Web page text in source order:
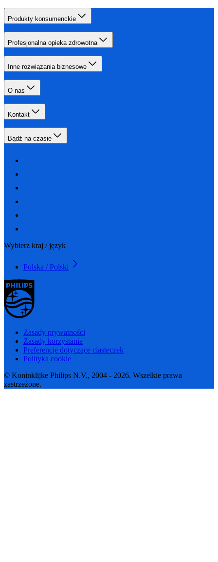
Produkty konsumenckie
Profesjonalna opieka zdrowotna
Inne rozwiązania biznesowe
O nas
Kontakt
Bądź na czasie
Wybierz kraj / język
Polska / Polski
Zasady prywatności
Zasady korzystania
Preferencje dotyczące ciasteczek
Polityka cookie
© Koninklijke Philips N.V., 2004 - 2026. Wszelkie prawa
zastrzeżone.